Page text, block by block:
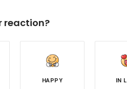
reaction?
HAPPY IN